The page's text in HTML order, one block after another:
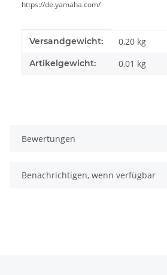
https://de.yamaha.com/
Produkteigenschaft
Wert
Versandgewicht: 0,20 kg
Artikelgewicht: 0,01 kg
Bewertungen
Benachrichtigen, wenn verfügbar